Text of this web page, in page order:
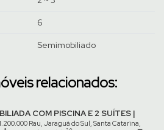
6
Semimobiliado
relacionados:
COM PISCINA E 2 SUÍTES |
1.200.000 Rau, Jaraguá do Sul, Santa Catarina,